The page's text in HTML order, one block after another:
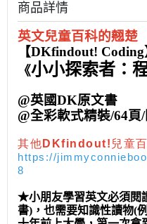
商品詳情
英文兒童百科的翹楚
【DKfindout! Coding
《小小探索者：
@英國DK原文書
@全彩軟式精裝/64頁
其他DKfindout!兒童百
https://
8
★小朋友學習英文必須閱
書)，也需要知識性讀物(